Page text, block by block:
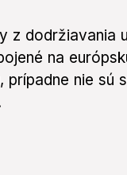
z dodržiavania
na
nie sú